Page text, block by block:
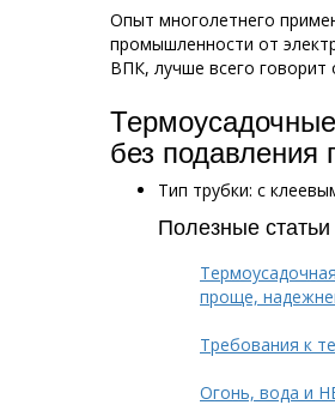
Опыт многолетнего
промышленности от
ВПК, лучше всего говорит
без подавления
Тип трубки: с
Полезные статьи
проще,
Требования к
Огонь, вода и